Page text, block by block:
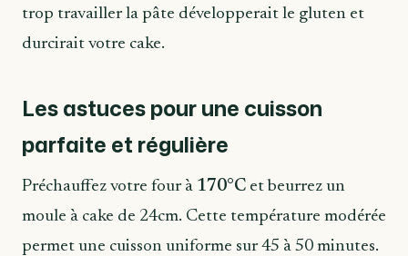
trop travailler la pâte développerait le gluten et
durcirait votre cake.
Les astuces pour une cuisson
parfaite et régulière
Préchauffez votre four à 170°C et beurrez un
moule à cake de 24cm. Cette température modérée
permet une cuisson uniforme sur 45 à 50 minutes.